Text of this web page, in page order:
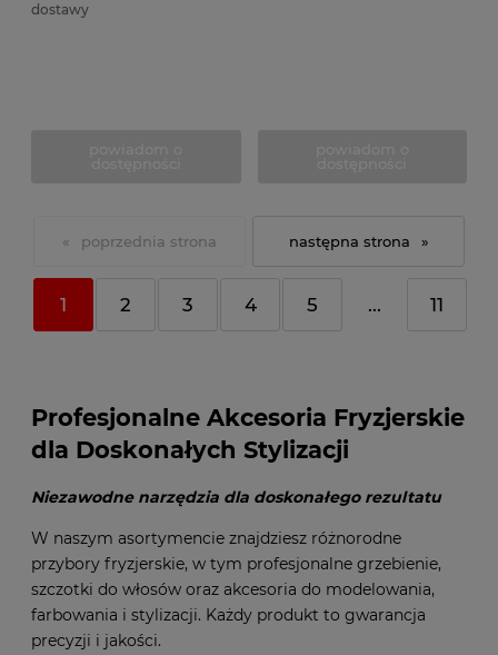
dostawy
«
1 2 3 4 5 ... 11
»
Profesjonalne Akcesoria Fryzjerskie
dla Doskonałych Stylizacji
Niezawodne narzędzia dla doskonałego rezultatu
W naszym asortymencie znajdziesz różnorodne
przybory fryzjerskie, w tym profesjonalne grzebienie,
szczotki do włosów oraz akcesoria do modelowania,
farbowania i stylizacji. Każdy produkt to gwarancja
precyzji i jakości.